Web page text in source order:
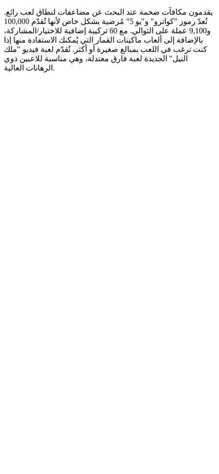
يقدمون مكافآت ضخمة عند البحث عن مضاعفات لنطاق لعب رائع.
تُعدّ رموز "كواترو" و"يو 5" مُرضية بشكل خاص لأنها تُقدّم 100,000
و9,100 عملة على التوالي. مع 60 تركيبة إضافية للاختيار/المشاركة،
بالإضافة إلى ألعاب ماكينات القمار التي يُمكنك الاستفادة منها إذا
كنت ترغب في اللعب بمبالغ صغيرة أو أكثر. تُقدّم لعبة فيديو "ملك
النيل" الجديدة لعبة فارق معتدلة، وهي مناسبة للاعبين ذوي
الرهانات العالية.